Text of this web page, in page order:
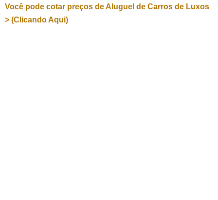
Você pode cotar preços de Aluguel de Carros de Luxos
> (Clicando Aqui)